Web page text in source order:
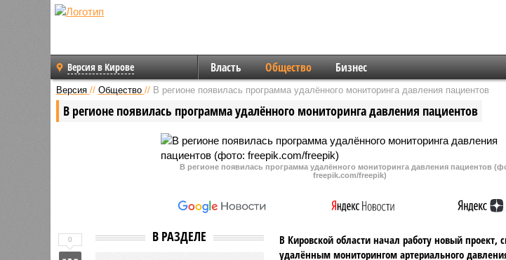
Версия в Кирове Власть Общество Бизнес
Версия // Общество // В регионе появилась программа удалённого мониторинга давления пациентов
В регионе появилась программа удалённого мониторинга давления пациентов
В регионе появилась программа удалённого мониторинга давления пациентов
freepik.com/freepik)
В РАЗДЕЛЕ
В Кировской области начал работу новый проект,
удалённым мониторингом артериального
0